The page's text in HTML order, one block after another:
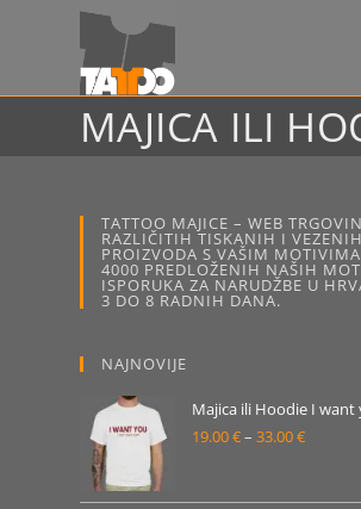
MAJICA ILI
TATTOO MAJICE – WEB
RAZLIČITIH TISKANIH I VEZENIH
PROIZVODA S VAŠIM
4000 PREDLOŽENIH NAŠIH
ISPORUKA ZA NARUDŽBE U
3 DO 8 RADNIH DANA.
NAJNOVIJE
Majica ili Hoodie I want
19.00€– 33.00€Raspon
od